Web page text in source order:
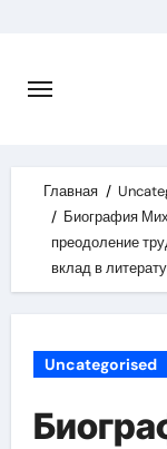
content
Главная
Биография
преодоление
вклад в
Uncategorised